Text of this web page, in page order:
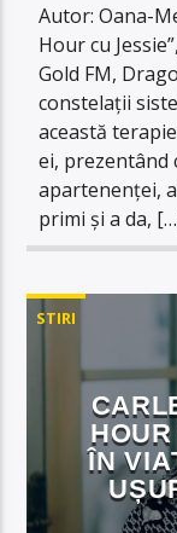
Autor: Oana-
Hour cu
Gold FM,
constelații
această
ei, prezentând
apartenenței,
primi și a da,
STIRI
ÎN